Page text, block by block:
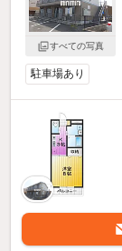
すべての写真
駐車場あり